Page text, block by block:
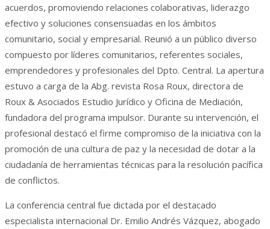
acuerdos, promoviendo relaciones colaborativas, liderazgo
efectivo y soluciones consensuadas en los ámbitos
comunitario, social y empresarial. Reunió a un público diverso
compuesto por líderes comunitarios, referentes sociales,
emprendedores y profesionales del Dpto. Central. La apertura
estuvo a carga de la Abg. revista Rosa Roux, directora de
Roux & Asociados Estudio Jurídico y Oficina de Mediación,
fundadora del programa impulsor. Durante su intervención, el
profesional destacó el firme compromiso de la iniciativa con la
promoción de una cultura de paz y la necesidad de dotar a la
ciudadanía de herramientas técnicas para la resolución pacífica
de conflictos.
La conferencia central fue dictada por el destacado
especialista internacional Dr. Emilio Andrés Vázquez, abogado